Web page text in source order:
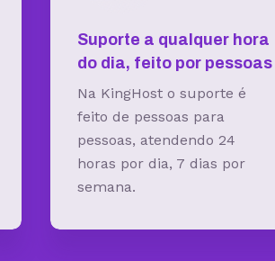
Suporte a qualquer hora
do dia, feito por pessoas
Na KingHost o suporte é
feito de pessoas para
pessoas, atendendo 24
horas por dia, 7 dias por
semana.